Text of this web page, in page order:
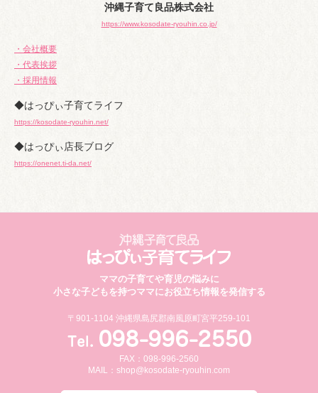
沖縄子育て良品株式会社
https://www.kosodate-ryouhin.co.jp/
・会社概要
・代表挨拶
・採用情報
◆はっぴぃ子育てライフ
https://kosodate-ryouhin.net/
◆はっぴぃ店長ブログ
https://onenet.ti-da.net/
ママの子育てや育児の悩みに
小さな子どもを持つママにお役立ち情報を発信する
〒901-1104 沖縄県島尻郡南風原町宮平259-101
FAX：098-996-2560
MAIL： shop@kosodate-ryouhin.com